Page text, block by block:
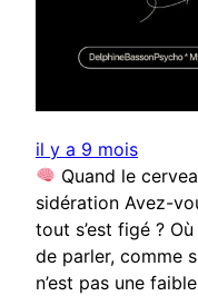
il y a 9 mois
Quand le
sidération Avez-
tout s’est figé ?
de parler, comme
n’est pas une